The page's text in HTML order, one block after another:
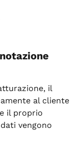
il
al cliente
il proprio
vengono